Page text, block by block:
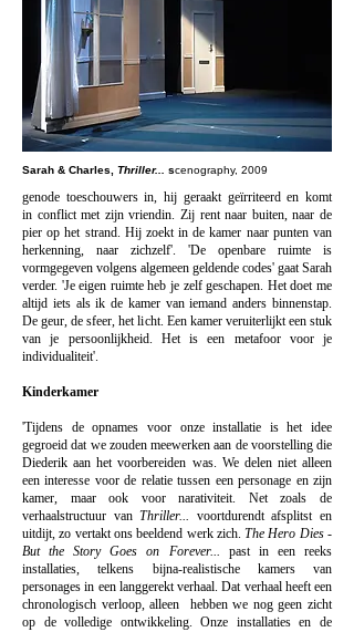
Sarah & Charles, Thriller... scenography, 2009
genode toeschouwers in, hij geraakt geïrriteerd en komt
in conflict met zijn vriendin. Zij rent naar buiten, naar de
pier op het strand. Hij zoekt in de kamer naar punten van
herkenning, naar zichzelf'. 'De openbare ruimte is
vormgegeven volgens algemeen geldende codes' gaat Sarah
verder. 'Je eigen ruimte heb je zelf geschapen. Het doet me
altijd iets als ik de kamer van iemand anders binnenstap.
De geur, de sfeer, het licht. Een kamer veruiterlijkt een stuk
van je persoonlijkheid. Het is een metafoor voor je
individualiteit'.
Kinderkamer
'Tijdens de opnames voor onze installatie is het idee
gegroeid dat we zouden meewerken aan de voorstelling die
Diederik aan het voorbereiden was. We delen niet alleen
een interesse voor de relatie tussen een personage en zijn
kamer, maar ook voor narativiteit. Net zoals de
verhaalstructuur vanThriller... voortdurendt afsplitst en
uitdijt, zo vertakt ons beeldend werk zich. The Hero Dies -
But the Story Goes on Forever... past in een reeks
installaties, telkens bijna-realistische kamers van
personages in een langgerekt verhaal. Dat verhaal heeft een
chronologisch verloop, alleen hebben we nog geen zicht
op de volledige ontwikkeling. Onze installaties en de